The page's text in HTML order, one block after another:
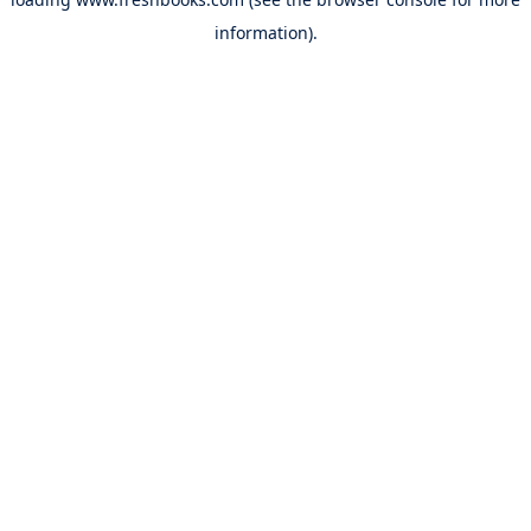
information).